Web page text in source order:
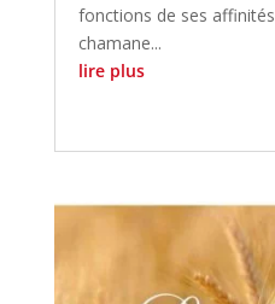
fonctions de ses
chamane...
lire plus